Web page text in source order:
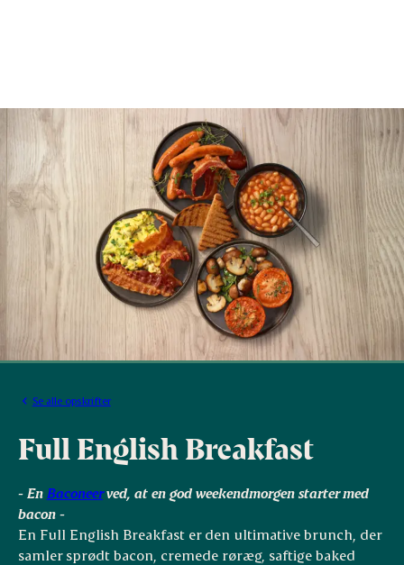
Se alle opskrifter
Full English Breakfast
- En Baconeerved, at en god weekendmorgen starter med
bacon -
En Full English Breakfast er den ultimative brunch, der
samler sprødt bacon, cremede røræg, saftige baked